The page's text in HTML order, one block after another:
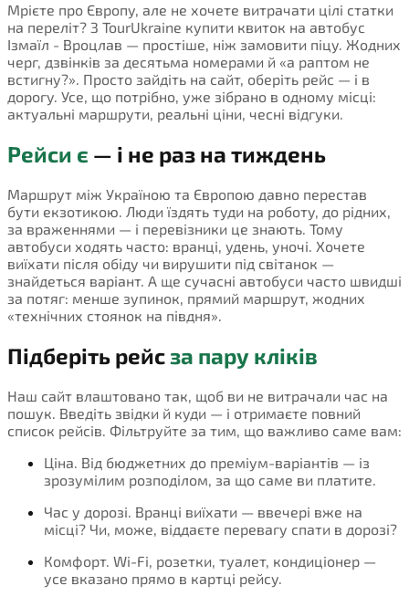
Мрієте про Європу, але не хочете витрачати цілі статки
на переліт? З TourUkraine купити квиток на автобус
Ізмаїл - Вроцлав — простіше, ніж замовити піцу. Жодних
черг, дзвінків за десятьма номерами й «а раптом не
встигну?». Просто зайдіть на сайт, оберіть рейс — і в
дорогу. Усе, що потрібно, уже зібрано в одному місці:
актуальні маршрути, реальні ціни, чесні відгуки.
Рейси є — і не раз на тиждень
Маршрут між Україною та Європою давно перестав
бути екзотикою. Люди їздять туди на роботу, до рідних,
за враженнями — і перевізники це знають. Тому
автобуси ходять часто: вранці, удень, уночі. Хочете
виїхати після обіду чи вирушити під світанок —
знайдеться варіант. А ще сучасні автобуси часто швидші
за потяг: менше зупинок, прямий маршрут, жодних
«технічних стоянок на півдня».
Підберіть рейсза пару кліків
Наш сайт влаштовано так, щоб ви не витрачали час на
пошук. Введіть звідки й куди — і отримаєте повний
список рейсів. Фільтруйте за тим, що важливо саме вам:
Ціна. Від бюджетних до преміум-варіантів — із
зрозумілим розподілом, за що саме ви платите.
Час у дорозі. Вранці виїхати — ввечері вже на
місці? Чи, може, віддаєте перевагу спати в дорозі?
Комфорт. Wi-Fi, розетки, туалет, кондиціонер —
усе вказано прямо в картці рейсу.